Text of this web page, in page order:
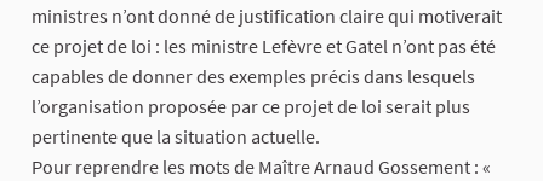
ministres n’ont donné de justification claire qui motiverait
ce projet de loi : les ministre Lefèvre et Gatel n’ont pas été
capables de donner des exemples précis dans lesquels
l’organisation proposée par ce projet de loi serait plus
pertinente que la situation actuelle.
Pour reprendre les mots de Maître Arnaud Gossement : «